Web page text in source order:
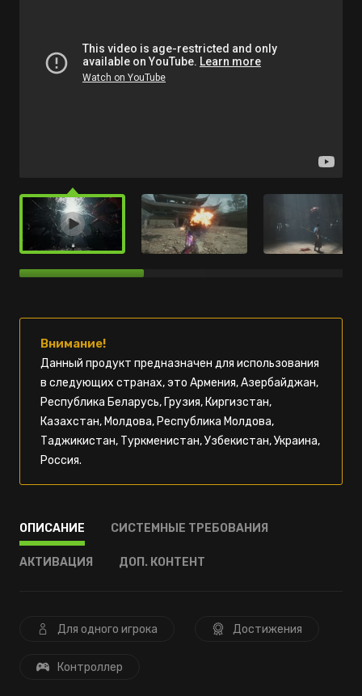
Внимание!
Данный продукт предназначен для использования
в следующих странах, это Армения, Азербайджан,
Республика Беларусь, Грузия, Киргизстан,
Казахстан, Молдова, Республика Молдова,
Таджикистан, Туркменистан, Узбекистан, Украина,
Россия.
ОПИСАНИЕ СИСТЕМНЫЕ ТРЕБОВАНИЯ
АКТИВАЦИЯ ДОП. КОНТЕНТ
Для одного игрока Достижения
Контроллер